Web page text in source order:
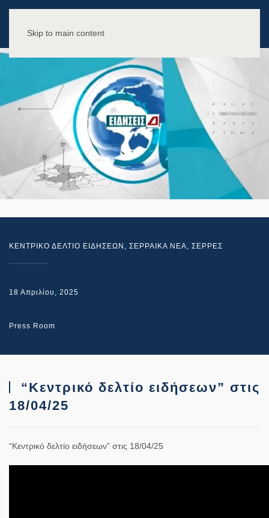
Skip to main content
ΚΕΝΤΡΙΚΟ ΔΕΛΤΙΟ ΕΙΔΗΣΕΩΝ , ΣΕΡΡΑΙΚΑ ΝΕΑ, ΣΕΡΡΕΣ
18 Απριλίου, 2025
Press Room
“Κεντρικό δελτίο ειδήσεων” στις
18/04/25
“Κεντρικό δελτίο ειδήσεων” στις 18/04/25